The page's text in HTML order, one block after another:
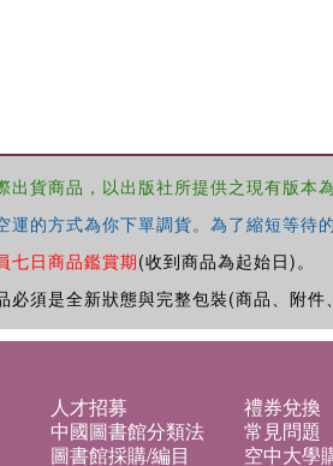
貨商品，以出版社所提供之現有版本
的方式為你下單調貨。為了縮短等
七日商品鑑賞期(收到商品為起始日)。
須是全新狀態與完整包裝(商品、附件
人才招募 禮券兌換
中國圖書館分類法 常見問題
圖書館採購/編目 空中大學